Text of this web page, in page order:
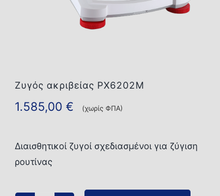
Ζυγός ακριβείας PX6202M
1.585,00 € (χωρίς ΦΠΑ)
Διαισθητικοί ζυγοί σχεδιασμένοι για ζύγιση
ρουτίνας